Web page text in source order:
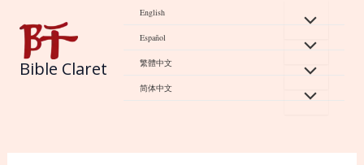
content
Bible Claret
English
Español
繁體中文
简体中文